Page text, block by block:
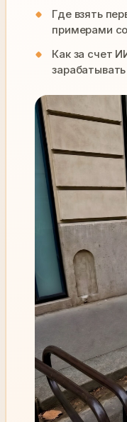
Где взять
примерами
Как за счет
зарабатывать